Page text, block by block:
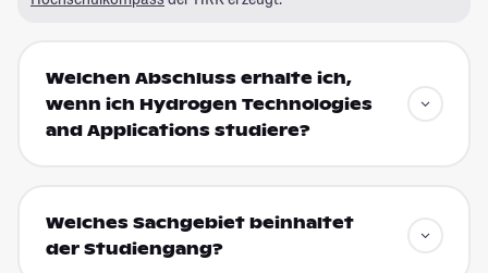
Welchen Abschluss erhalte ich,
wenn ich Hydrogen Technologies
and Applications studiere?
Welches Sachgebiet beinhaltet
der Studiengang?